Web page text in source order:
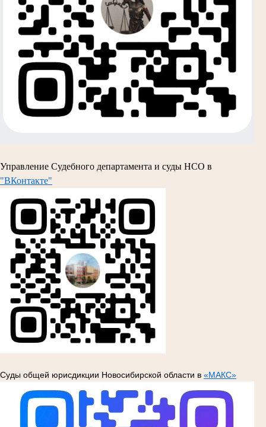
Управление Судебного департамента и суды НСО в
"ВКонтакте"
Суды общей юрисдикции Новосибирской области в «МАКС»